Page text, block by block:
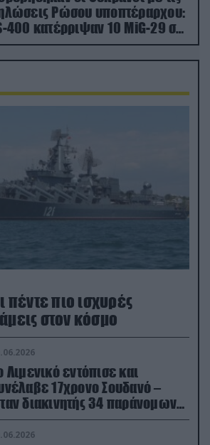
Ρώσου υποπτέραρχου:
400 κατέρριψαν 10 MiG-29 σε
μια μέρα!»
πέντε πιο ισχυρές
στον κόσμο
Λιμενικό εντόπισε και
17χρονο Σουδανό –
διακινητής 34 παράνομων